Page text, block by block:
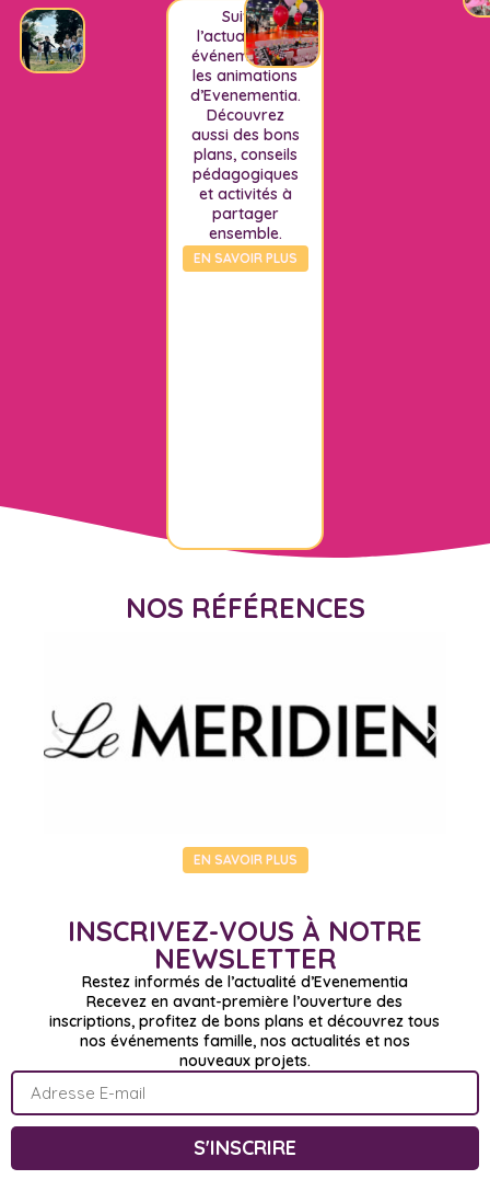
Suivez
l’actualité, les
événements et
les animations
d’Evenementia.
Découvrez
aussi des bons
plans, conseils
pédagogiques
et activités à
partager
ensemble.
EN SAVOIR PLUS
NOS RÉFÉRENCES
EN SAVOIR PLUS
INSCRIVEZ-VOUS À NOTRE
NEWSLETTER
Restez informés de l’actualité d’Evenementia
Recevez en avant-première l’ouverture des
inscriptions, profitez de bons plans et découvrez tous
nos événements famille, nos actualités et nos
nouveaux projets.
S'INSCRIRE